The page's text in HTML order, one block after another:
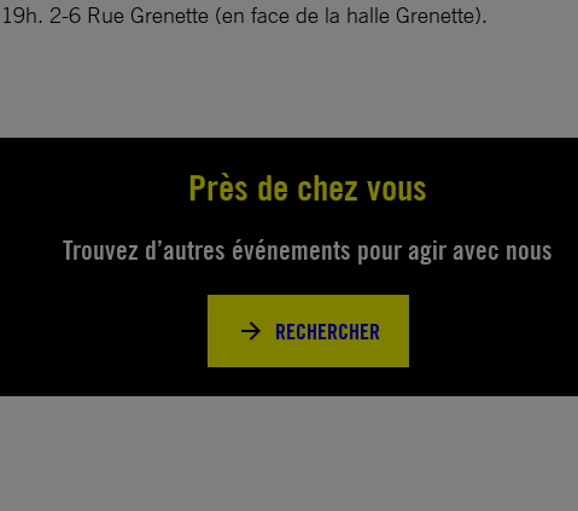
2-6 Rue Grenette (en face de la halle Grenette).
Près de chez vous
Trouvez d’autres événements pour agir avec nous
RECHERCHER